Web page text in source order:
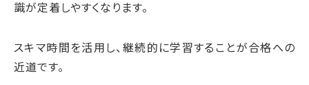
識が定着しやすくなります。
スキマ時間を活用し、継続的に学習することが合格への
近道です。